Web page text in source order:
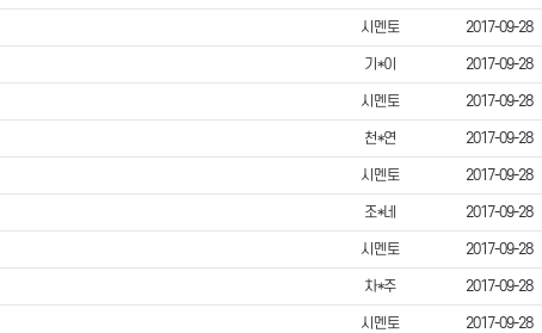
시멘토 2017-09-28
기*이 2017-09-28
시멘토 2017-09-28
천*연 2017-09-28
시멘토 2017-09-28
조*네 2017-09-28
시멘토 2017-09-28
차*주 2017-09-28
시멘토 2017-09-28